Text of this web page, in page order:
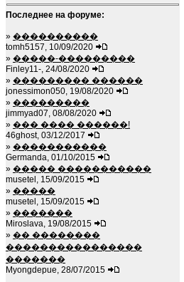
Последнее на форуме:
» ����������
tomh5157, 10/09/2020
» �����-���������
Finley11-, 24/08/2020
» ��������� ������
jonessimon050, 19/08/2020
» ���������
jimmyad07, 08/08/2020
» ��� ���� ������!
46ghost, 03/12/2017
» �����������
Germanda, 01/10/2015
» ����� �����������
musetel, 15/09/2015
» �����
musetel, 15/09/2015
» �������
Miroslava, 19/08/2015
» �� ��������
����������������
�������
Myongdepue, 28/07/2015